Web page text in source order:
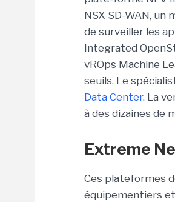
NSX SD-WAN, un
de surveiller les
Integrated
vROps Machine
seuils. Le
Data Center. La
à des dizaines de
Extreme
Ces plateformes
équipementiers